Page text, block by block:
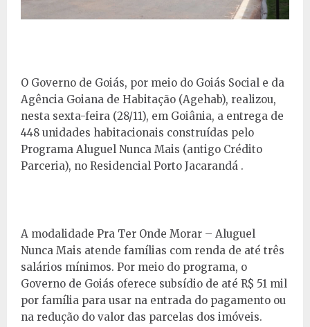
O Governo de Goiás, por meio do Goiás Social e da
Agência Goiana de Habitação (Agehab), realizou,
nesta sexta-feira (28/11), em Goiânia, a entrega de
448 unidades habitacionais construídas pelo
Programa Aluguel Nunca Mais (antigo Crédito
Parceria), no Residencial Porto Jacarandá .
A modalidade Pra Ter Onde Morar – Aluguel
Nunca Mais atende famílias com renda de até três
salários mínimos. Por meio do programa, o
Governo de Goiás oferece subsídio de até R$ 51 mil
por família para usar na entrada do pagamento ou
na redução do valor das parcelas dos imóveis.